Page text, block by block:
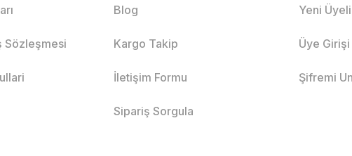
Sözleşmesi
Blog
Kargo Takip
İletişim Formu
Sipariş Sorgula
Yeni
Üye Girişi
Şifremi